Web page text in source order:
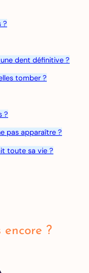
?
dent définitive ?
tomber ?
?
pas apparaître ?
toute sa vie ?
encore ?